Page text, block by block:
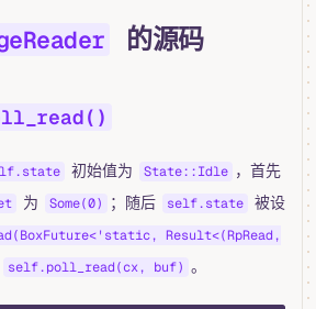
的源码
初始值为 State::Idle ，首先
为 Some(0) ；随后 self.state
被设
Result<(RpRead,
self.poll_read(cx, buf) 。